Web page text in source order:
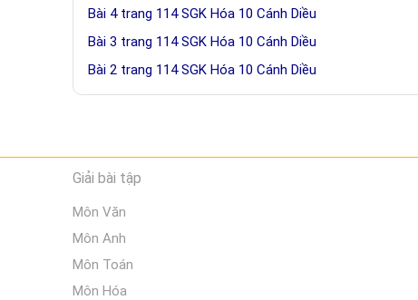
Bài 4 trang 114 SGK Hóa 10 Cánh Diều
Bài 3 trang 114 SGK Hóa 10 Cánh Diều
Bài 2 trang 114 SGK Hóa 10 Cánh Diều
Giải bài tập
Môn Văn
Môn Anh
Môn Toán
Môn Hóa